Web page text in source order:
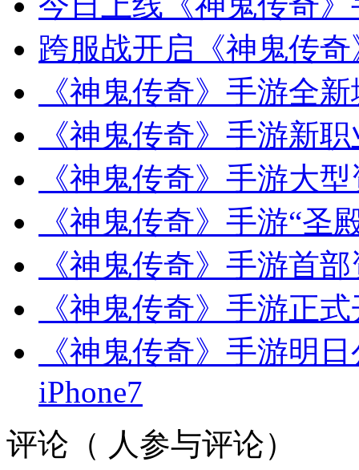
跨服战开启《神鬼传
《神鬼传奇》手游全
《神鬼传奇》手游新
《神鬼传奇》手游大
《神鬼传奇》手游“圣
《神鬼传奇》手游首
《神鬼传奇》手游正
《神鬼传奇》手游明
iPhone7
评论（ 人参与评论）